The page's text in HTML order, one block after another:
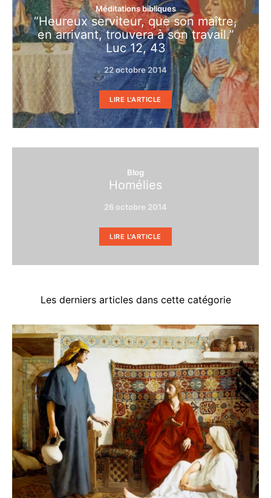
Méditations bibliques
“Heureux serviteur, que son maître,
en arrivant, trouvera à son travail.”
Luc 12, 43
22 octobre 2014
LIRE L'ARTICLE
Blog
Homélies
26 octobre 2014
LIRE L'ARTICLE
Les derniers articles dans cette catégorie